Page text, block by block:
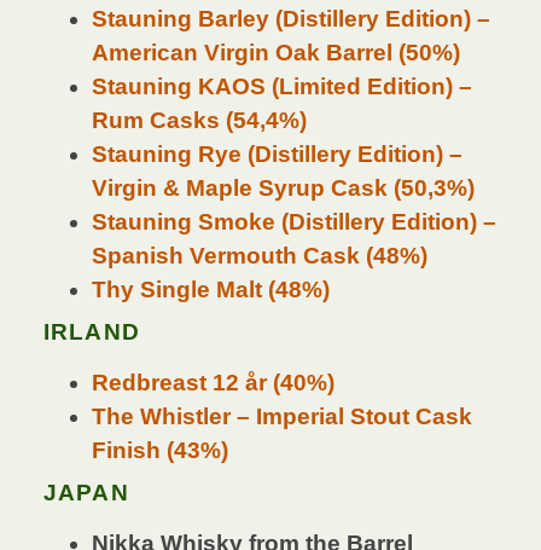
Stauning Barley (Distillery Edition) –
American Virgin Oak Barrel (50%)
Stauning KAOS (Limited Edition) –
Rum Casks (54,4%)
Stauning Rye (Distillery Edition) –
Virgin & Maple Syrup Cask (50,3%)
Stauning Smoke (Distillery Edition) –
Spanish Vermouth Cask (48%)
Thy Single Malt (48%)
IRLAND
Redbreast 12 år (40%)
The Whistler – Imperial Stout Cask
Finish (43%)
JAPAN
Nikka Whisky from the Barrel